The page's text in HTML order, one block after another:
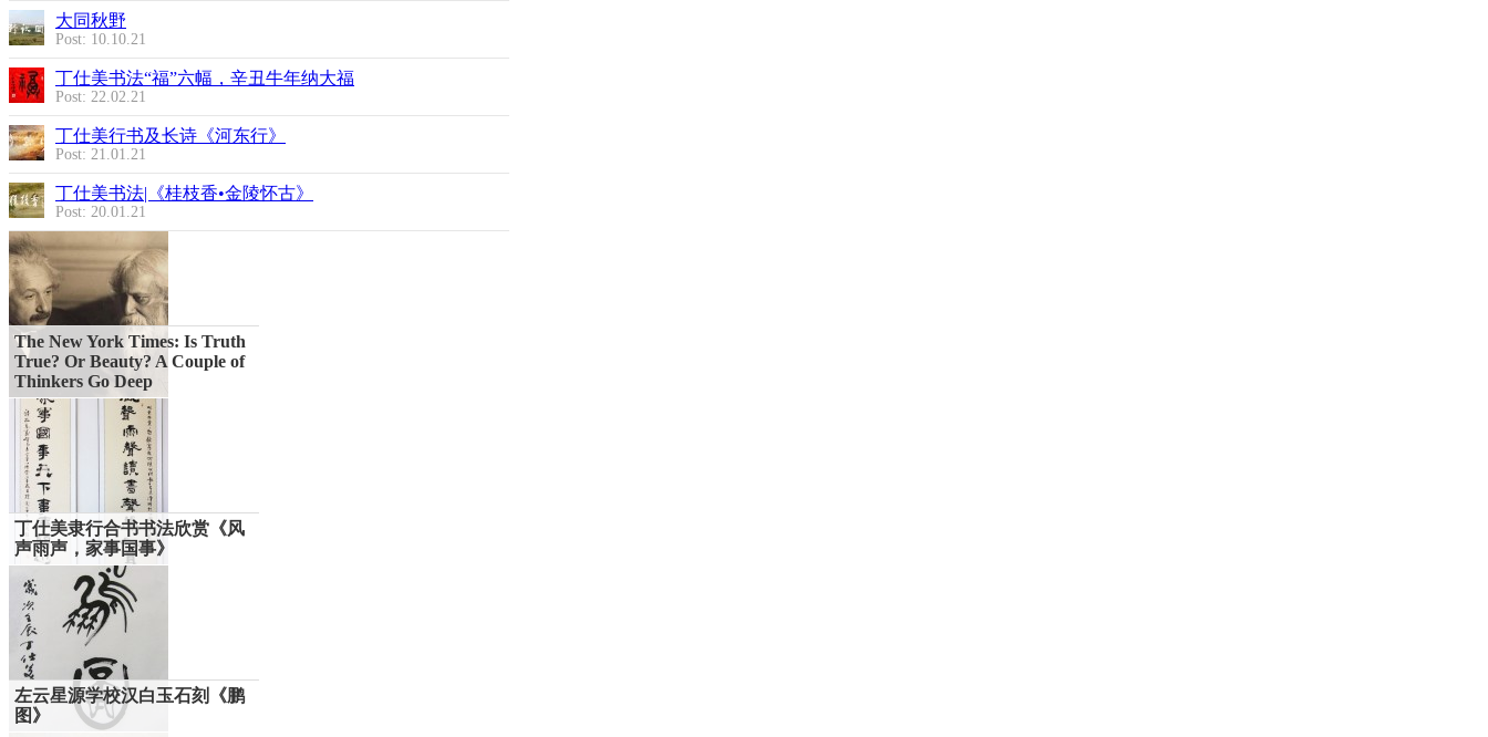
大同秋野
Post: 10.10.21
丁仕美书法“福”六幅，辛丑牛年纳大福
Post: 22.02.21
丁仕美行书及长诗《河东行》
Post: 21.01.21
丁仕美书法|《桂枝香•金陵怀古》
Post: 20.01.21
The New York Times: Is Truth
True? Or Beauty? A Couple of
Thinkers Go Deep
丁仕美隶行合书书法欣赏《风
声雨声，家事国事》
左云星源学校汉白玉石刻《鹏
图》